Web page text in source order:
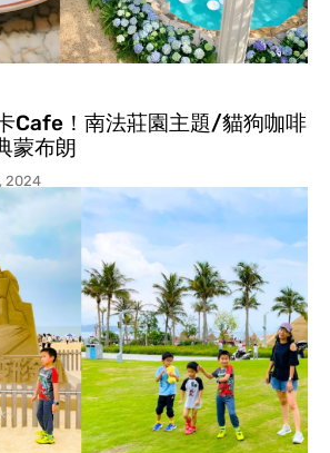
Cafe！南法莊園主題/貓狗咖啡
蒙布朗
2024